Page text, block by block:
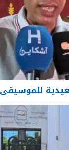
للموسيقى